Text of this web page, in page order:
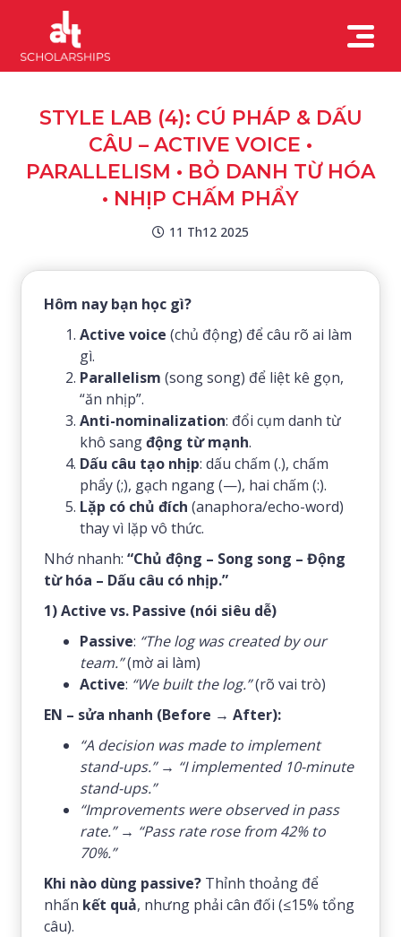
STYLE LAB (4): CÚ PHÁP & DẤU
CÂU – ACTIVE VOICE •
PARALLELISM • BỎ DANH TỪ HÓA
• NHỊP CHẤM PHẨY
11 Th12 2025
Hôm nay bạn học gì?
Active voice (chủ động) để câu rõ ai làm
gì.
Parallelism (song song) để liệt kê gọn,
“ăn nhịp”.
Anti-nominalization: đổi cụm danh từ
khô sangđộng từ mạnh.
Dấu câu tạo nhịp: dấu chấm (.), chấm
phẩy (;), gạch ngang (—), hai chấm (:).
Lặp có chủ đích (anaphora/echo-word)
thay vì lặp vô thức.
Nhớ nhanh:“Chủ động – Song song – Động
từ hóa – Dấu câu có nhịp.”
1) Active vs. Passive (nói siêu dễ)
Passive: “The log was created by our
team.”(mờ ai làm)
Active: “We built the log.”(rõ vai trò)
EN – sửa nhanh (Before → After):
“A decision was made to implement
stand-ups.”→ “I implemented 10-minute
stand-ups.”
“Improvements were observed in pass
rate.”→ “Pass rate rose from 42% to
70%.”
Khi nào dùng passive? Thỉnh thoảng để
nhấn kết quả, nhưng phải cân đối (≤15% tổng
câu).